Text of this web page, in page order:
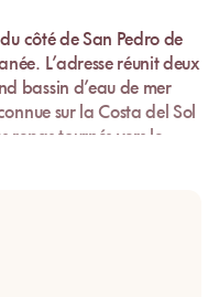
côté deSan Pedro de
L’adresse réunit deux
bassin d’eau de mer
sur la Costa del Sol
repas tournés vers le
d’une belle table
Ici, le rythme reste
face à la mer,